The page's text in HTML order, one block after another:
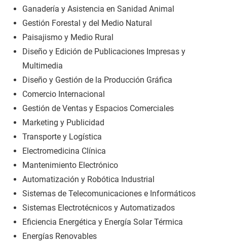
Ganadería y Asistencia en Sanidad Animal
Gestión Forestal y del Medio Natural
Paisajismo y Medio Rural
Diseño y Edición de Publicaciones Impresas y
Multimedia
Diseño y Gestión de la Producción Gráfica
Comercio Internacional
Gestión de Ventas y Espacios Comerciales
Marketing y Publicidad
Transporte y Logística
Electromedicina Clínica
Mantenimiento Electrónico
Automatización y Robótica Industrial
Sistemas de Telecomunicaciones e Informáticos
Sistemas Electrotécnicos y Automatizados
Eficiencia Energética y Energía Solar Térmica
Energías Renovables